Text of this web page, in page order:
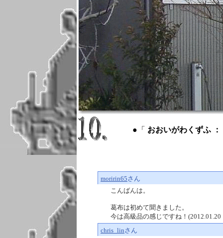
●「 おおいがわくずふ
moririn65さん
こんばんは。
葛布は初めて聞きました。
今は高級品の感じですね！(2012.01.20
chris_linさん